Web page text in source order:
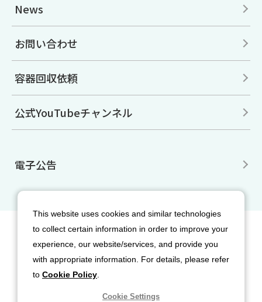
News
お問い合わせ
容器回収依頼
公式YouTubeチャンネル
電子公告
利用規約
個人情報保護方針
クッキー（Cookie）ポリシー
ソーシャルメディア利用規約
This website uses cookies and similar technologies
to collect certain information in order to improve your
experience, our website/services, and provide you
with appropriate information. For details, please refer
to Cookie Policy
Cookie Settings